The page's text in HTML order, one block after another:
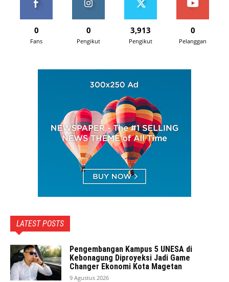
0
Fans
0
Pengikut
3,913
Pengikut
0
Pelanggan
LATEST POSTS
Pengembangan Kampus 5 UNESA di
Kebonagung Diproyeksi Jadi Game
Changer Ekonomi Kota Magetan
9 Agustus 2026